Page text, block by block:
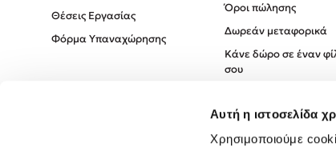
Αυτή η ιστοσελίδα
Χρησιμοποιούμε
Θέσεις Εργασίας
Φόρμα Υπαναχώρησης
Όροι πώλησης
Δωρεάν μεταφορικά
Κάνε δώρο σε έναν
σου
Πολιτική Απορρήτου
Όροι χρήσης